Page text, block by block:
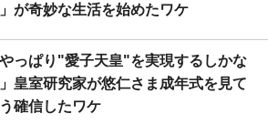
が奇妙な生活を始めたワケ
やっぱり"愛子天皇"を実現するしかな
皇室研究家が悠仁さま成年式を見て
確信したワケ